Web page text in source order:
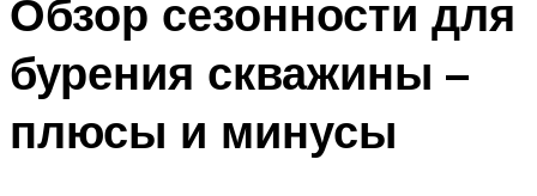
Обзор сезонности для
бурения скважины –
плюсы и минусы